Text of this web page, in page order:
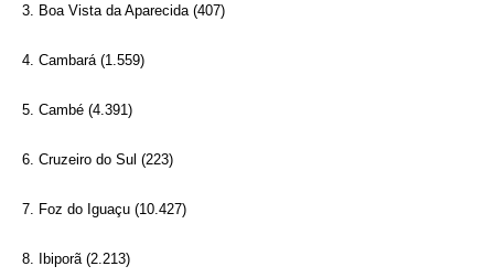
3. Boa Vista da Aparecida (407)
4. Cambará (1.559)
5. Cambé (4.391)
6. Cruzeiro do Sul (223)
7. Foz do Iguaçu (10.427)
8. Ibiporã (2.213)